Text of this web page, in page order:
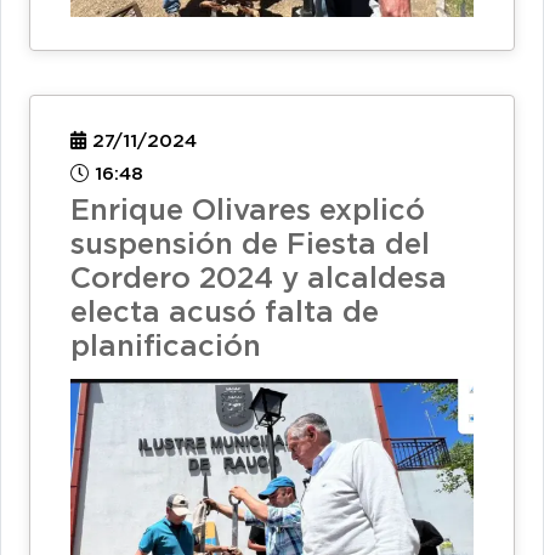
27/11/2024
16:48
Enrique Olivares explicó
suspensión de Fiesta del
Cordero 2024 y alcaldesa
electa acusó falta de
planificación